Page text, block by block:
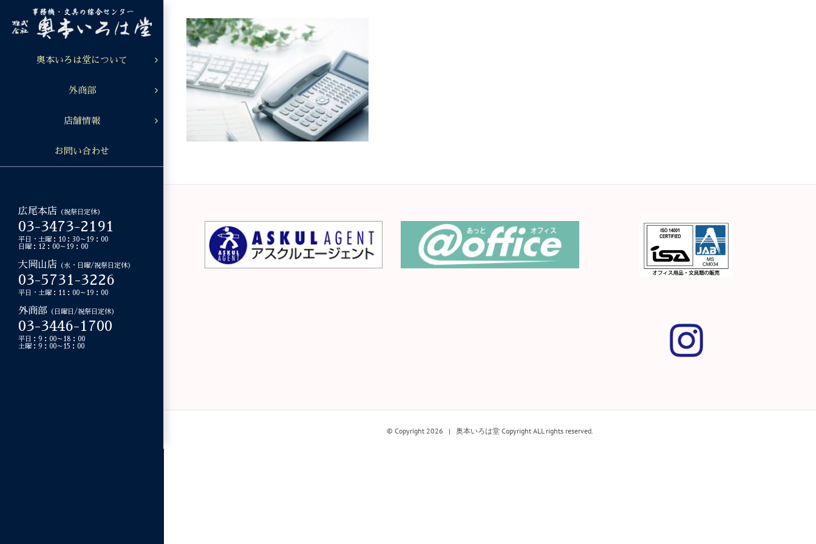
content
奥本いろは堂について
外商部
店舗情報
お問い合わせ
広尾本店 （祝祭日定休）
03-3473-2191
平日・土曜：10：30～19：00
日曜：12：00～19：00
大岡山店 （水・日曜/祝祭日定休）
03-5731-3226
平日・土曜：11：00～19：00
外商部 （日曜日/祝祭日定休）
03-3446-1700
平日：9：00～18：00
土曜：9：00～15：00
© Copyright 2026 | 奥本いろは堂 Copyright ALL rights reserved.